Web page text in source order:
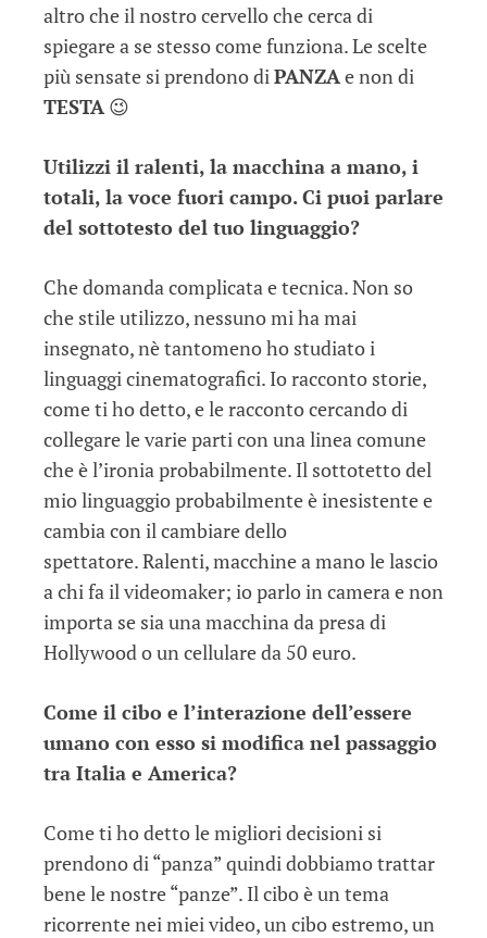
altro che il nostro cervello che cerca di
spiegare a se stesso come funziona. Le scelte
più sensate si prendono di PANZAe non di
TESTA 😉
Utilizzi il ralenti, la macchina a mano, i
totali, la voce fuori campo. Ci puoi parlare
del sottotesto del tuo linguaggio?
Che domanda complicata e tecnica. Non so
che stile utilizzo, nessuno mi ha mai
insegnato, nè tantomeno ho studiato i
linguaggi cinematografici. Io racconto storie,
come ti ho detto, e le racconto cercando di
collegare le varie parti con una linea comune
che è l’ironia probabilmente. Il sottotetto del
mio linguaggio probabilmente è inesistente e
cambia con il cambiare dello
spettatore. Ralenti, macchine a mano le lascio
a chi fa il videomaker; io parlo in camera e non
importa se sia una macchina da presa di
Hollywood o un cellulare da 50 euro.
Come il cibo e l’interazione dell’essere
umano con esso si modifica nel passaggio
tra Italia e America?
Come ti ho detto le migliori decisioni si
prendono di “panza” quindi dobbiamo trattar
bene le nostre “panze”. Il cibo è un tema
ricorrente nei miei video, un cibo estremo, un